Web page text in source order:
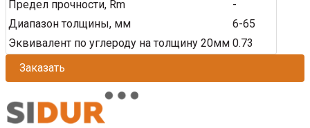
Предел прочности, Rm
-
Диапазон толщины, мм
6-65
Эквивалент по углероду на толщину 20мм 0.73
Заказать